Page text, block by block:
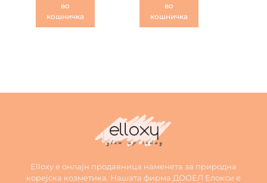
во
кошничка
во
кошничка
Elloxy е онлајн продавница наменета за природна
корејска козметика. Нашата фирма ДООЕЛ Елокси е